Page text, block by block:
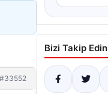
#33552
Bizi Takip Edin